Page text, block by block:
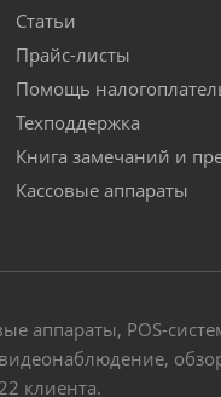
Статьи
Прайс-листы
Помощь
Техподдержка
Книга замечаний и
Кассовые аппараты
аппараты, POS-
22 клиента.